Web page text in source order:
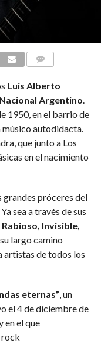
Luis Alberto
Argentino
1950, en el barrio de
autodidacta.
que junto a Los
en el nacimiento
grandes próceres del
sea a través de sus
Invisible,
largo camino
artistas de todos los
eternas” , un
el 4 de diciembre de
en el que